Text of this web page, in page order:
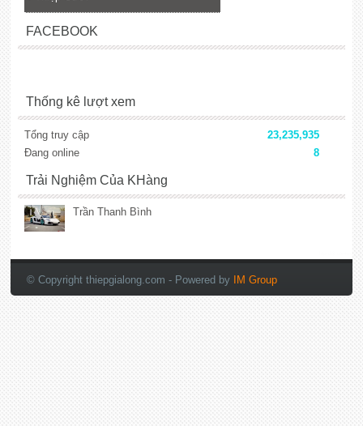
FACEBOOK
Thống kê lượt xem
Tổng truy cập
23,235,935
Đang online
8
Trải Nghiệm Của KHàng
Trần Thanh Bình
© Copyright thiepgialong.com - Powered by IM Group